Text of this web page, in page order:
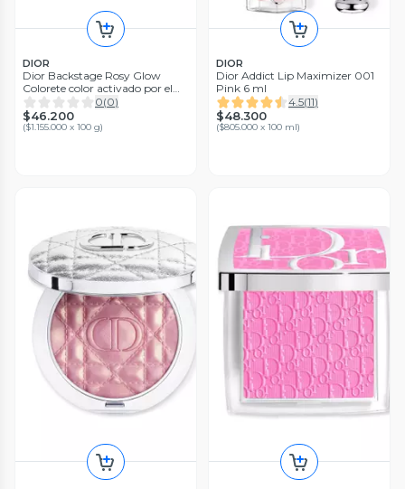
DIOR
Dior Backstage Rosy Glow
Colorete color activado por el
pH 012 Rosewood
0(0)
$46.200
($1.155.000 x 100 g)
DIOR
Dior Addict Lip Maximizer 001
Pink 6 ml
4.5(11)
$48.300
($805.000 x 100 ml)